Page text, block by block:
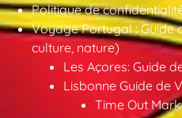
Politique de
Voyage Portugal : Guide
culture, nature)
Les Açores: Guide
Lisbonne Guide de
Time Out